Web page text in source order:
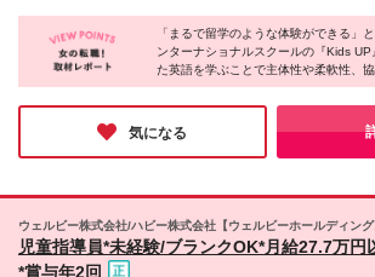
試用期間終了後に正社員に切り
上野 ★New Open！ 豊島区／
豊島区／北池袋 北区／赤羽 新
野区／鷺宮 江東区／りんかい東
町、大島 大田区／大森、長原、
園調布雪谷、馬込 世田谷区／成
戸越、大井、北品川 中央区／晴
市／南町田グランベリーパーク ■埼玉 川口市／川口 ■
区六番町10-2 六番町市川ビル 1階 (変更の範囲)上
除く当社関連勤務地
「まるで留学のような体験ができる」
ンターナショナルスクールの『Kids UP
た英語を学ぶことで主体性や柔軟性、
す。そんなスクールを運営する同社は
継続中。年間数校の開校を目標にまず
拡大に伴い様々なポジションが生まれ
に成長しながら長期キャリアが積めそう
気になる
ウェルビー株式会社/ハビー株式会社【ウェルビーホールディング
児童指導員*未経験/ブランクOK*月給27.7万円
*賞与年2回